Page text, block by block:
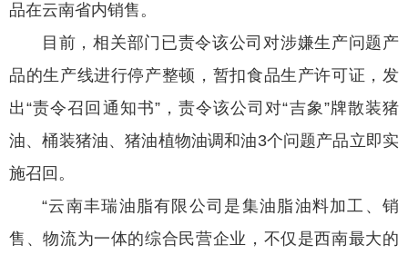
品在云南省内销售。
目前，相关部门已责令该公司对涉嫌生产问题产
品的生产线进行停产整顿，暂扣食品生产许可证，发
出“责令召回通知书”，责令该公司对“吉象”牌散装猪
油、桶装猪油、猪油植物油调和油3个问题产品立即实
施召回。
“云南丰瑞油脂有限公司是集油脂油料加工、销
售、物流为一体的综合民营企业，不仅是西南最大的